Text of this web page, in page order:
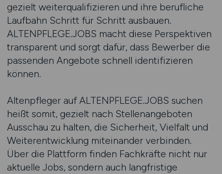
gezielt weiterqualifizieren und ihre berufliche
Laufbahn Schritt für Schritt ausbauen.
ALTENPFLEGE.JOBS macht diese Perspektiven
transparent und sorgt dafür, dass Bewerber die
passenden Angebote schnell identifizieren
können.
Altenpfleger auf ALTENPFLEGE.JOBS suchen
heißt somit, gezielt nach Stellenangeboten
Ausschau zu halten, die Sicherheit, Vielfalt und
Weiterentwicklung miteinander verbinden.
Über die Plattform finden Fachkräfte nicht nur
aktuelle Jobs, sondern auch langfristige